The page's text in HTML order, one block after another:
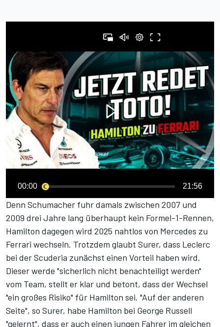
00:00 21:56
Denn Schumacher fuhr damals zwischen 2007 und
2009 drei Jahre lang überhaupt kein Formel-1-Rennen,
Hamilton dagegen wird 2025 nahtlos von Mercedes zu
Ferrari wechseln. Trotzdem glaubt Surer, dass Leclerc
bei der Scuderia zunächst einen Vorteil haben wird.
Dieser werde "sicherlich nicht benachteiligt werden"
vom Team, stellt er klar und betont, dass der Wechsel
"ein großes Risiko" für Hamilton sei. "Auf der anderen
Seite", so Surer, habe Hamilton bei George Russell
"gelernt", dass er auch einen jungen Fahrer im gleichen